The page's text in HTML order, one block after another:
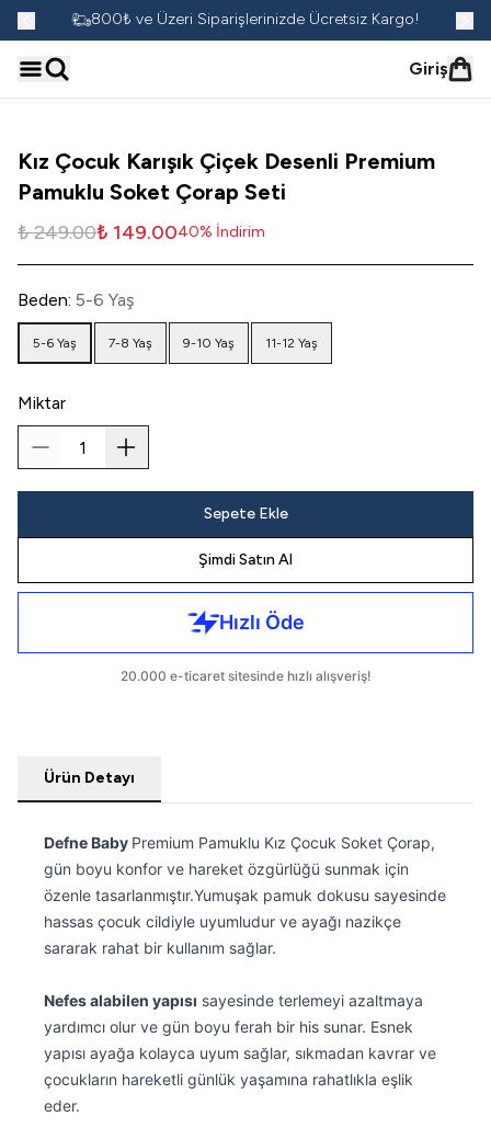
800₺ ve Üzeri Siparişlerinizde Ücretsiz Kargo!
Giriş
Kız Çocuk Karışık Çiçek Desenli Premium
Pamuklu Soket Çorap Seti
₺ 249.00₺ 149.0040% İndirim
Beden: 5-6 Yaş
5-6 Yaş 7-8 Yaş 9-10 Yaş 11-12 Yaş
Miktar
Sepete Ekle
Şimdi Satın Al
Ürün Detayı
Defne Baby Premium Pamuklu Kız Çocuk Soket Çorap,
gün boyu konfor ve hareket özgürlüğü sunmak için
özenle tasarlanmıştır.Yumuşak pamuk dokusu sayesinde
hassas çocuk cildiyle uyumludur ve ayağı nazikçe
sararak rahat bir kullanım sağlar.
Nefes alabilen yapısı sayesinde terlemeyi azaltmaya
yardımcı olur ve gün boyu ferah bir his sunar. Esnek
yapısı ayağa kolayca uyum sağlar, sıkmadan kavrar ve
çocukların hareketli günlük yaşamına rahatlıkla eşlik
eder.